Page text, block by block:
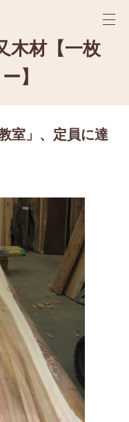
木材【一枚
】
室」、定員に達